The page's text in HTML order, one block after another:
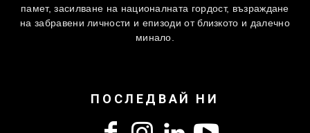
памет, засилване на националната гордост, възраждане
на забравени личности и епизоди от близкото и далечно
минало.
ПОСЛЕДВАЙ НИ